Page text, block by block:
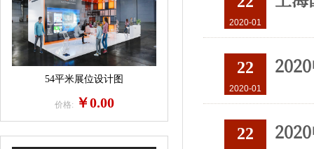
2020-01
22
2020-01
22
54平米展位设计图
价格: ￥0.00